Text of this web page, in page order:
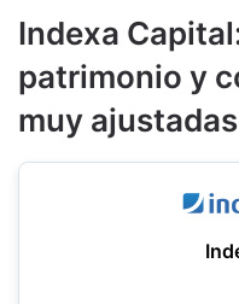
Indexa
patrimonio y
muy ajustadas